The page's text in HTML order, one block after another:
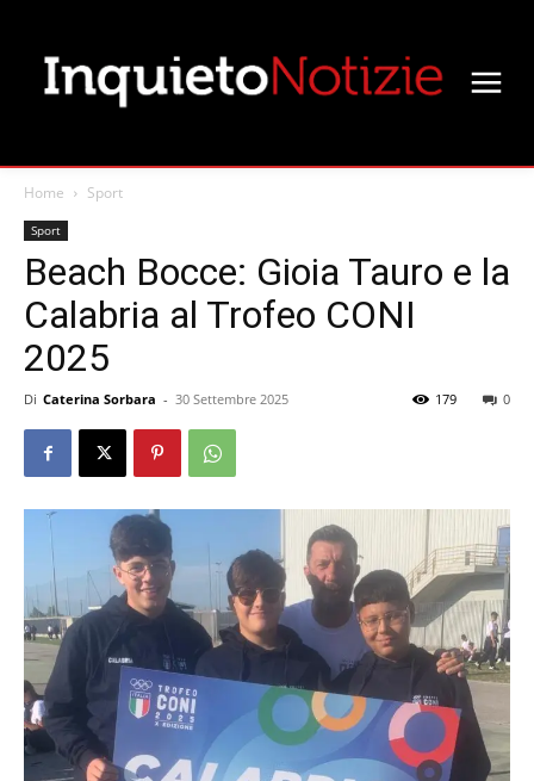
Home Sport
Sport
Beach Bocce: Gioia Tauro e la
Calabria al Trofeo CONI
2025
Di Caterina Sorbara - 30 Settembre 2025 0
179